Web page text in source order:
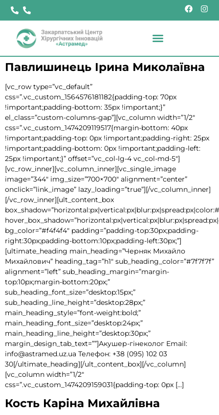
Павлишинець Ірина Миколаївна
[vc_row type=”vc_default”
css=”.vc_custom_1564576181182{padding-top: 70px
!important;padding-bottom: 35px !important;}”
el_class=”custom-columns-gap”][vc_column width=”1/2″
css=”.vc_custom_1474209119517{margin-bottom: 40px
!important;padding-top: 0px !important;padding-right: 25px
!important;padding-bottom: 0px !important;padding-left:
25px !important;}” offset=”vc_col-lg-4 vc_col-md-5″]
[vc_row_inner][vc_column_inner][vc_single_image
image=”344″ img_size=”700×700″ alignment=”center”
onclick=”link_image” lazy_loading=”true”][/vc_column_inner]
[/vc_row_inner][ult_content_box
bg_color=”#f4f4f4″ padding=”padding-top:30px;padding-
right:30px;padding-bottom:10px;padding-left:30px;”]
[ultimate_heading main_heading=”Черняк Михайло
Михайлович” heading_tag=”h1″ sub_heading_color=”#7f7f7f”
alignment=”left” sub_heading_margin=”margin-
top:10px;margin-bottom:20px;”
sub_heading_font_size=”desktop:15px;”
sub_heading_line_height=”desktop:28px;”
main_heading_style=”font-weight:bold;”
main_heading_font_size=”desktop:24px;”
main_heading_line_height=”desktop:30px;”
margin_design_tab_text=””]Акушер-гінеколог Email:
info@astramed.uz.ua Телефон: +38 (095) 102 03
30[/ultimate_heading][/ult_content_box][/vc_column]
[vc_column width=”1/2″
css=”.vc_custom_1474209159031{padding-top: 0px […]
Кость Каріна Михайлівна